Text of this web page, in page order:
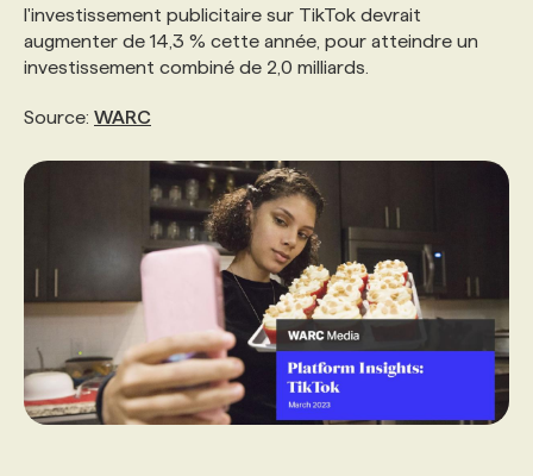
l'investissement publicitaire sur TikTok devrait
augmenter de 14,3 % cette année, pour atteindre un
investissement combiné de 2,0 milliards.
Source: WARC